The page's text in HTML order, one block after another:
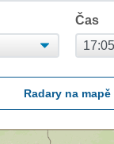
Čas
Radary na mapě